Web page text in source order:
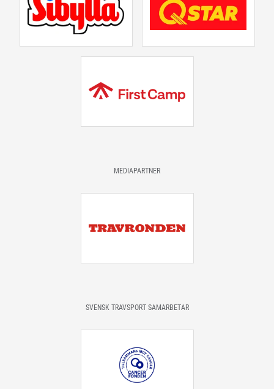
MEDIAPARTNER
SVENSK TRAVSPORT SAMARBETAR